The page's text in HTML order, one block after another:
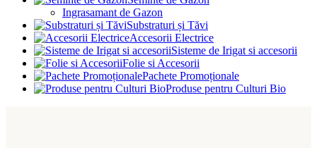
Ingrasamant de Gazon
Substraturi și Tăvi
Accesorii Electrice
Sisteme de Irigat si accesorii
Folie si Accesorii
Pachete Promoționale
Produse pentru Culturi Bio